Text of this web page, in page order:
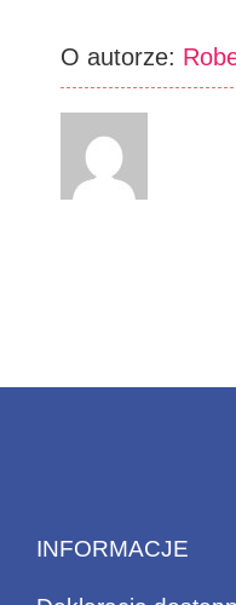
O autorze:
INFORMACJE